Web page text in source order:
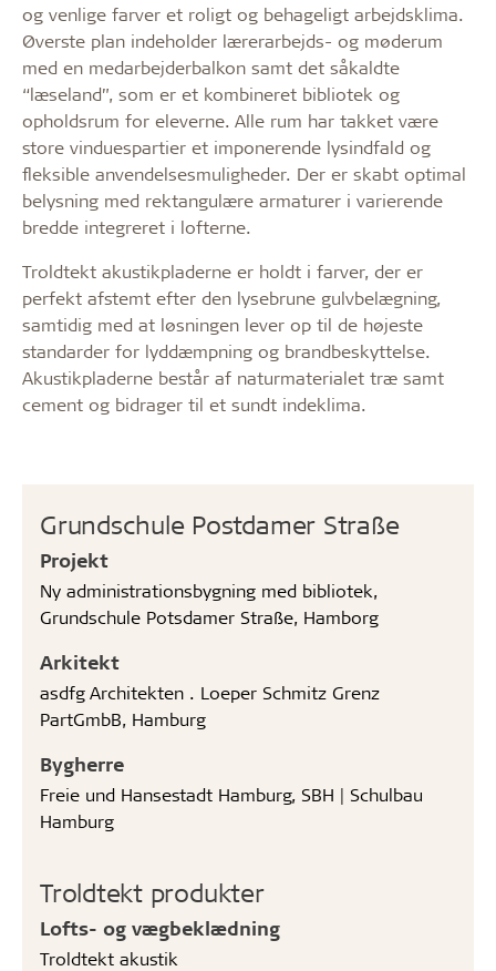
Grundschule Postdamer Straße
Projekt
Ny administrationsbygning med bibliotek,
Grundschule Potsdamer Straße, Hamborg
Arkitekt
asdfg Architekten . Loeper Schmitz Grenz
PartGmbB, Hamburg
Bygherre
Freie und Hansestadt Hamburg, SBH | Schulbau
Hamburg
Troldtekt produkter
Lofts- og vægbeklædning
Troldtekt akustik
og venlige farver et roligt og behageligt arbejdsklima.
Øverste plan indeholder lærerarbejds- og møderum
med en medarbejderbalkon samt det såkaldte
“læseland”, som er et kombineret bibliotek og
opholdsrum for eleverne. Alle rum har takket være
store vinduespartier et imponerende lysindfald og
fleksible anvendelsesmuligheder. Der er skabt optimal
belysning med rektangulære armaturer i varierende
bredde integreret i lofterne.
Troldtekt akustikpladerne er holdt i farver, der er
perfekt afstemt efter den lysebrune gulvbelægning,
samtidig med at løsningen lever op til de højeste
standarder for lyddæmpning og brandbeskyttelse.
Akustikpladerne består af naturmaterialet træ samt
cement og bidrager til et sundt indeklima.